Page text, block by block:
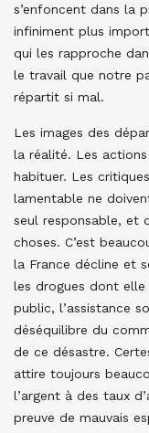
s’enfoncent dans la
infiniment plus
qui les rapproche
le travail que notre
répartit si mal.
Les images des
la réalité. Les
habituer. Les
lamentable ne
seul responsable, et
choses. C’est
la France décline et
les drogues dont elle
public, l’assistance
déséquilibre du
de ce désastre.
attire toujours
l’argent à des taux
preuve de mauvais